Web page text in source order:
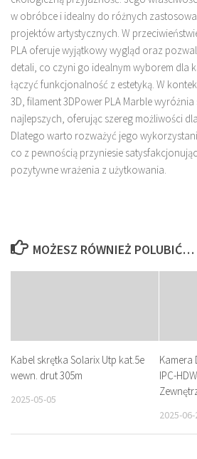
w obróbce i idealny do różnych
projektów artystycznych. W
PLA oferuje wyjątkowy wygląd oraz
detali, co czyni go idealnym wyborem dla
łączyć funkcjonalność z estetyką. W
3D, filament 3DPower PLA Marble
najlepszych, oferując szereg możliwości
Dlatego warto rozważyć jego
co z pewnością przyniesie
pozytywne wrażenia z użytkowania.
MOŻESZ RÓWNIEŻ POLUBIĆ…
Kabel skrętka Solarix Utp kat.5e
wewn. drut 305m
2025-05-05
Kamera
IPC-
2025-06-